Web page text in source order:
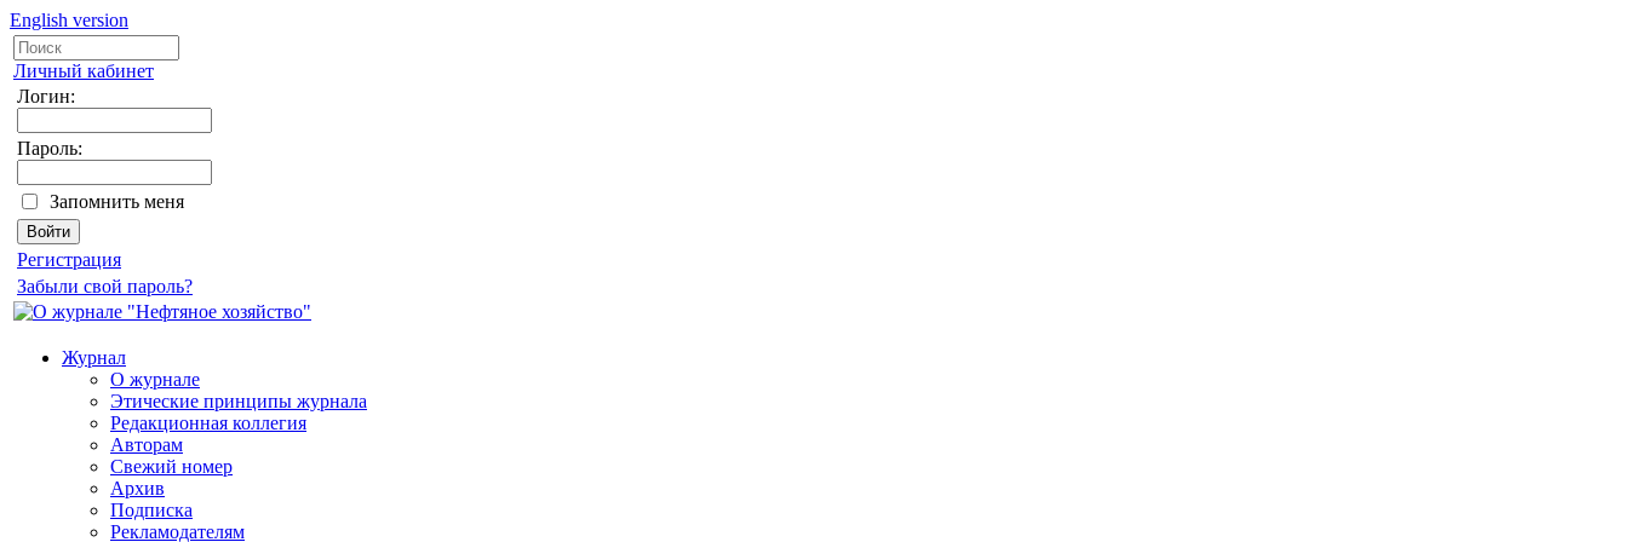
English version
Личный кабинет
Логин:
Пароль:
Запомнить меня
Регистрация
Забыли свой пароль?
Журнал
О журнале
Этические принципы журнала
Редакционная коллегия
Авторам
Свежий номер
Архив
Подписка
Рекламодателям